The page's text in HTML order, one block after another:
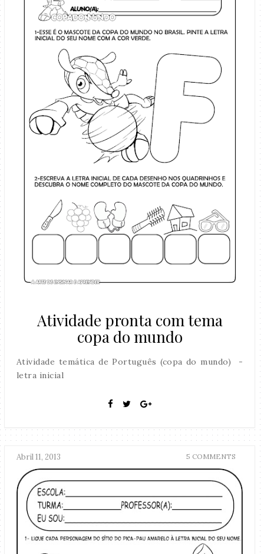
Atividade pronta com tema
copa do mundo
Atividade temática de Português (copa do mundo) -
letra inicial
Abril 11, 2013 5 COMMENTS